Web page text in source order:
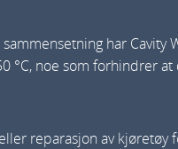
har Cavity
°C, noe som forhindrer at
reparasjon av kjøretøy